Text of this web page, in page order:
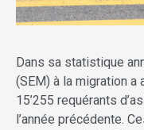
Dans sa statistique
(SEM) à la migration a
15’255 requérants
l’année précédente.